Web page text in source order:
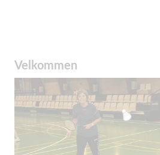
Velkommen